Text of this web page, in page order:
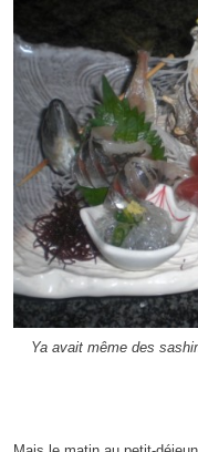
Ya avait même des